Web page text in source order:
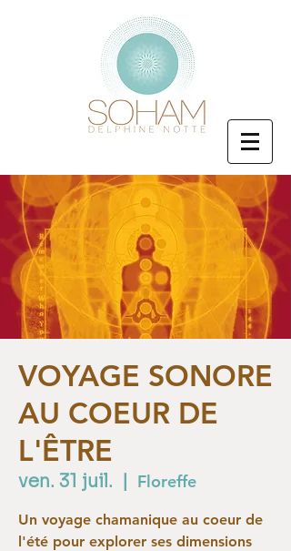
VOYAGE SONORE
AU COEUR DE
L'ÊTRE
ven. 31 juil.
  |
Floreffe
Un voyage chamanique au coeur de
l'été pour explorer ses dimensions